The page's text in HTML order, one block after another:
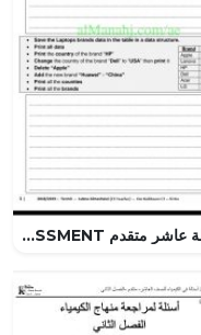
أسئلة عاشر متقدم PRACTICE SUMMATIVE ASSESSMENT, (تصميم) العاشر